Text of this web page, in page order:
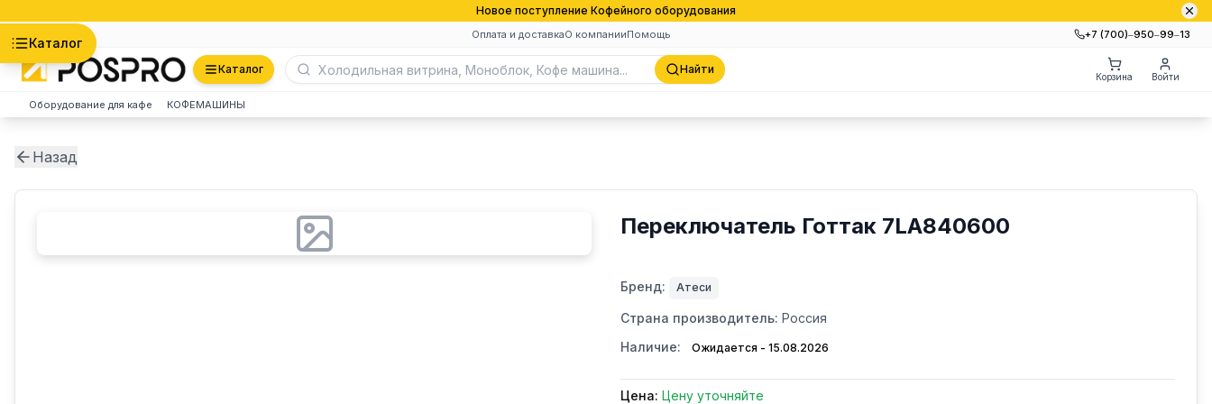
Новое поступление Кофейного оборудования
Оплата и доставкаО компанииПомощь +7 (700)‒950‒99‒13
Каталог
Каталог Найти
Корзина Войти
Оборудование для кафе КОФЕМАШИНЫ
Назад
Переключатель Готтак 7LA840600
Бренд: Атеси
Страна производитель: Россия
Наличие:
Ожидается - 15.08.2026
Цена: Цену уточняйте